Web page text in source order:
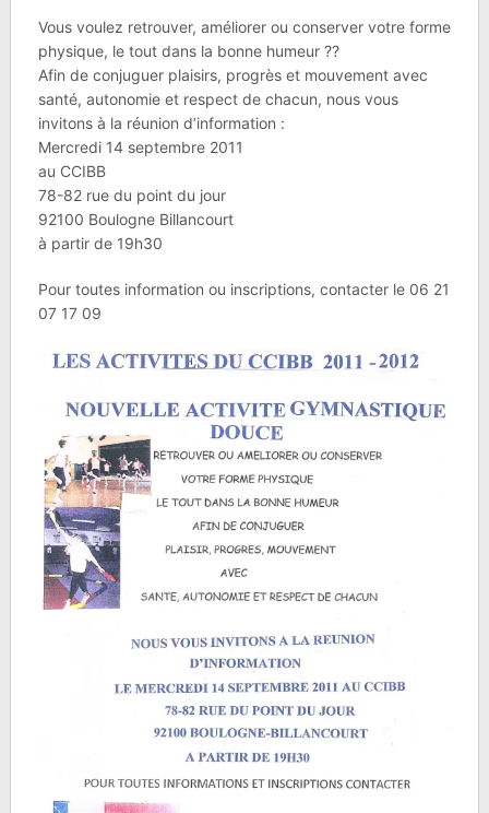
Vous voulez retrouver, améliorer ou conserver votre forme
physique, le tout dans la bonne humeur ??
Afin de conjuguer plaisirs, progrès et mouvement avec
santé, autonomie et respect de chacun, nous vous
invitons à la réunion d’information :
Mercredi 14 septembre 2011
au CCIBB
78-82 rue du point du jour
92100 Boulogne Billancourt
à partir de 19h30
Pour toutes information ou inscriptions, contacter le 06 21
07 17 09